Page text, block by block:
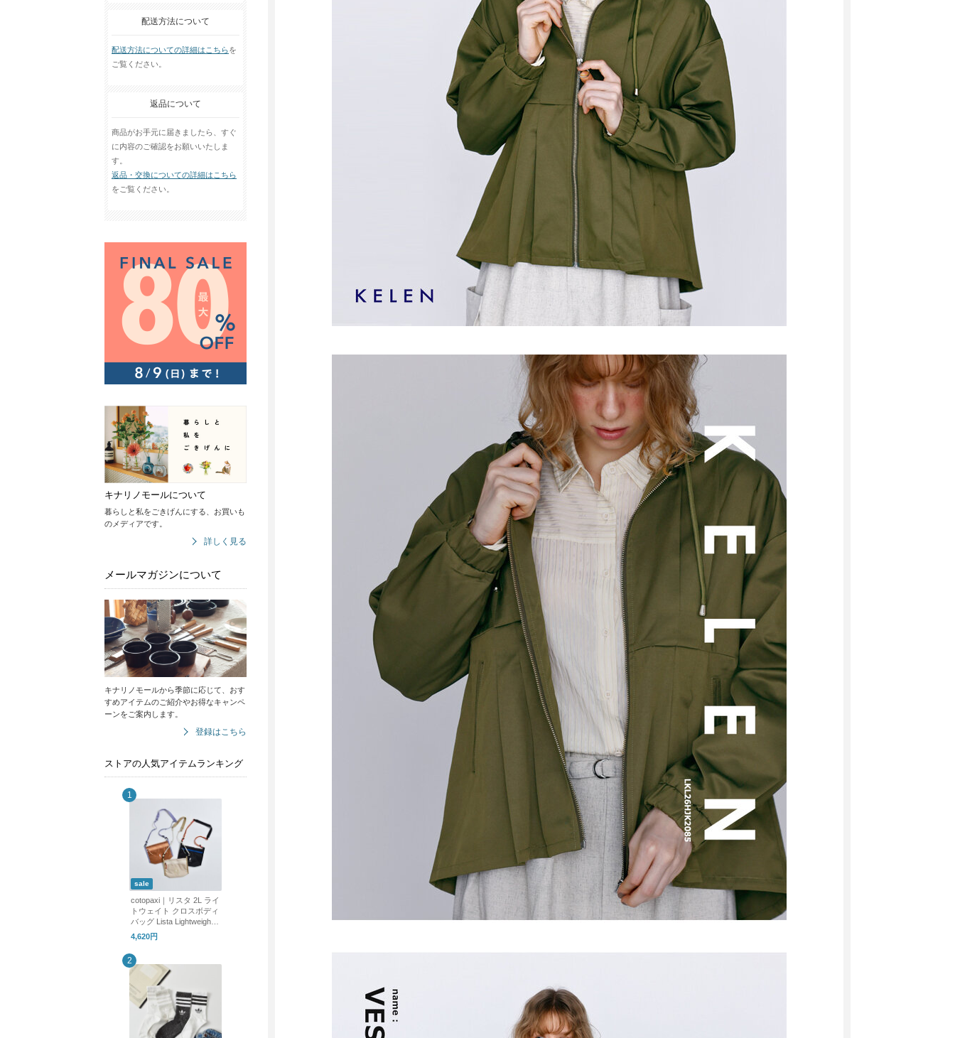
配送方法について
配送方法についての詳細はこちらを
ご覧ください。
返品について
商品がお手元に届きましたら、すぐ
に内容のご確認をお願いいたしま
す。
返品・交換についての詳細はこちら
をご覧ください。
キナリノモールについて
暮らしと私をごきげんにする、お買いも
のメディアです。
詳しく見る
メールマガジンについて
キナリノモールから季節に応じて、おす
すめアイテムのご紹介やお得なキャンペ
ーンをご案内します。
登録はこちら
ストアの人気アイテムランキング
sale
cotopaxi｜リスタ 2L ライ
トウェイト クロスボディ
バッグ Lista Lightweight
Crossbody Bag Cada Dia
lista-2l
4,620円